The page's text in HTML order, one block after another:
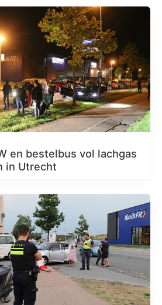
en bestelbus vol lachgas
in Utrecht